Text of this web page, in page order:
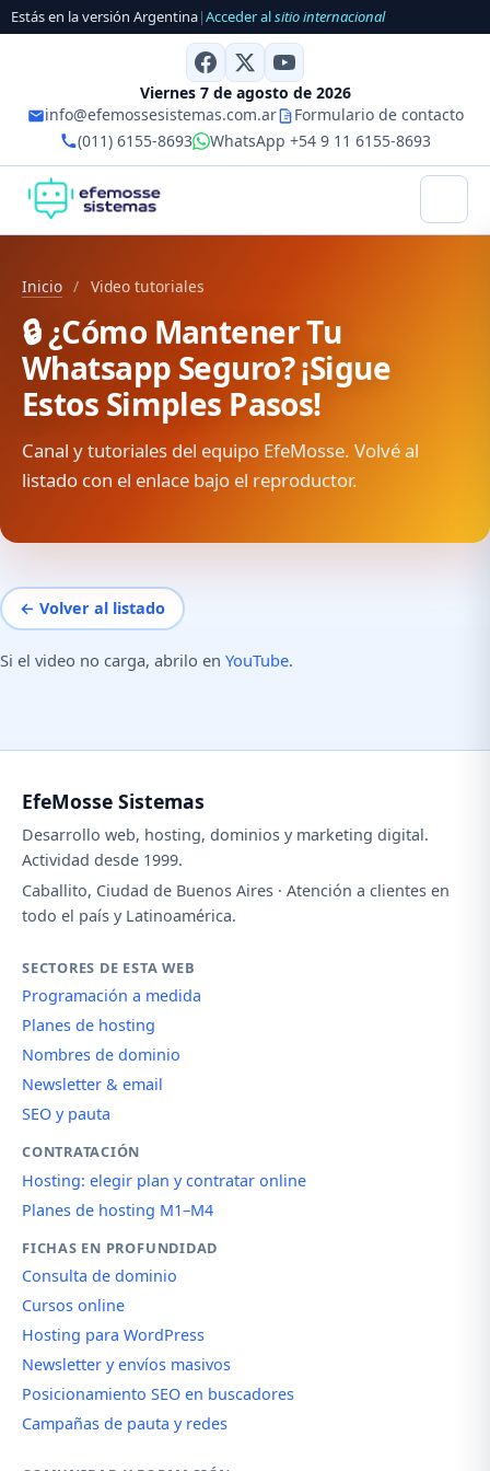
Estás en la versión Argentina|Acceder alsitio internacional
Viernes 7 de agosto de 2026
info@efemossesistemas.com.ar
Formulario de contacto
(011) 6155-8693
WhatsApp +54 9 11 6155-8693
Inicio / Video tutoriales
🔒 ¿Cómo Mantener Tu
Whatsapp Seguro? ¡Sigue
Estos Simples Pasos!
Canal y tutoriales del equipo EfeMosse. Volvé al
listado con el enlace bajo el reproductor.
← Volver al listado
Si el video no carga, abrilo en YouTube.
EfeMosse Sistemas
Desarrollo web, hosting, dominios y marketing digital.
Actividad desde 1999.
Caballito, Ciudad de Buenos Aires · Atención a clientes en
todo el país y Latinoamérica.
SECTORES DE ESTA WEB
Programación a medida
Planes de hosting
Nombres de dominio
Newsletter & email
SEO y pauta
CONTRATACIÓN
Hosting: elegir plan y contratar online
Planes de hosting M1–M4
FICHAS EN PROFUNDIDAD
Consulta de dominio
Cursos online
Hosting para WordPress
Newsletter y envíos masivos
Posicionamiento SEO en buscadores
Campañas de pauta y redes